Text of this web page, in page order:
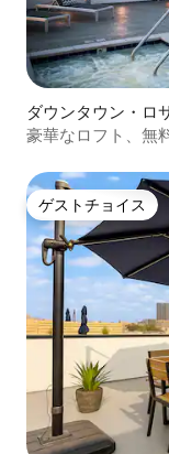
ダウンタウン・ロ
豪華なロフト、無
ゲストチョイス
ゲストチョイス